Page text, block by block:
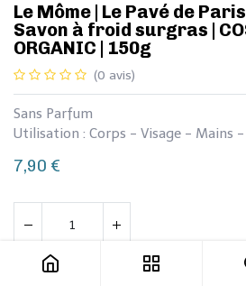
Le Môme | ​Le Pavé de
Savon à froid surgras |
ORGANIC | 150g
(0 avis)
Sans Parfum
Utilisation : Corps - Visage - Mains
7,90 €